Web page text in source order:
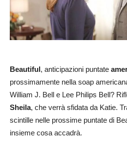
Beautiful, anticipazioni puntate
prossimamente nella soap
William J. Bell e Lee Philips Bell?
Sheila, che verrà sfidata da Katie.
scintille nelle prossime puntate di
insieme cosa accadrà.